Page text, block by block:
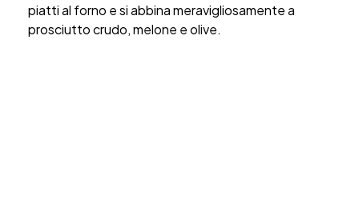
piatti al forno e si abbina meravigliosamente a
prosciutto crudo, melone e olive.